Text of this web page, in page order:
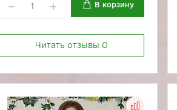
В корзину
Читать отзывы 0